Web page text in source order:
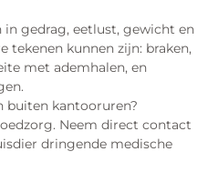
in gedrag, eetlust, gewicht en
tekenen kunnen zijn: braken,
met ademhalen, en
buiten kantooruren?
Neem direct contact
dringende medische